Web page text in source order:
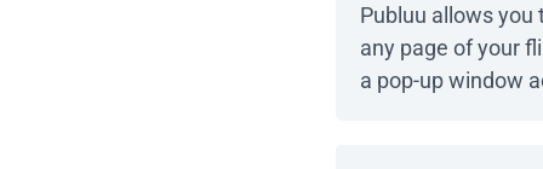
Publuu allows you
any page of your
a pop-up window